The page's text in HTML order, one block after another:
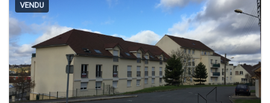
VENDU